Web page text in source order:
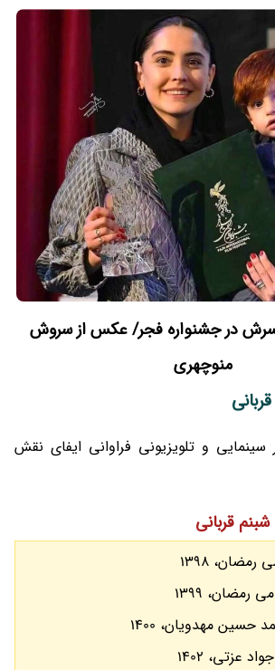
در جشنواره فجر/ عکس از سروش
منوچهری
سینمایی و تلویزیونی فراوانی ایفای نقش
قربانی
1398
1399
حسین مهدویان، 1400
عزتی، 1402